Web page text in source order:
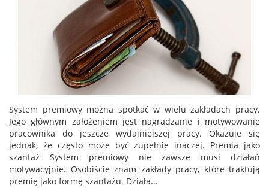
System premiowy można spotkać w wielu zakładach pracy.
Jego głównym założeniem jest nagradzanie i motywowanie
pracownika do jeszcze wydajniejszej pracy. Okazuje się
jednak, że często może być zupełnie inaczej. Premia jako
szantaż System premiowy nie zawsze musi działań
motywacyjnie. Osobiście znam zakłady pracy, które traktują
premię jako formę szantażu. Działa...